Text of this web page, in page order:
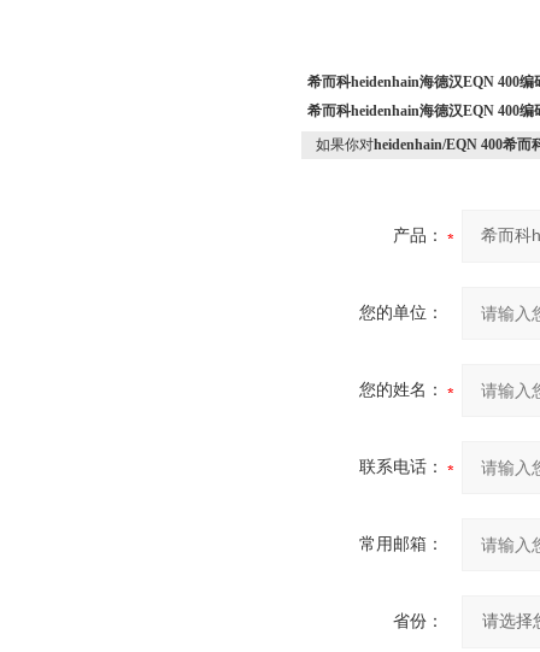
希而科heidenhain海德汉EQN 400编
希而科heidenhain海德汉EQN 400编
如果你对heidenhain/EQN 400希而
产品：
您的单位：
您的姓名：
联系电话：
常用邮箱：
省份：